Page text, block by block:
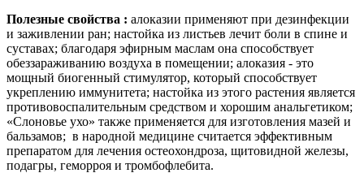
Полезные свойства : алоказии применяют при дезинфекции
и заживлении ран; настойка из листьев лечит боли в спине и
суставах; благодаря эфирным маслам она способствует
обеззараживанию воздуха в помещении; алоказия - это
мощный биогенный стимулятор, который способствует
укреплению иммунитета; настойка из этого растения является
противовоспалительным средством и хорошим анальгетиком;
«Слоновье ухо» также применяется для изготовления мазей и
бальзамов; в народной медицине считается эффективным
препаратом для лечения остеохондроза, щитовидной железы,
подагры, геморроя и тромбофлебита.